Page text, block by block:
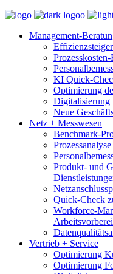
Management-
KI Quick-
Optimierung
Digitalisierung
Neue
Netz + Messwesen
Benchmark-
Produkt- und
Quick-Check
Workforce-
Vertrieb + Service
Optimierung
Optimierung